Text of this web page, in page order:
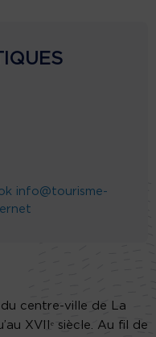
info@tourisme-
centre-ville de La
XVIIᵉ siècle. Au fil de